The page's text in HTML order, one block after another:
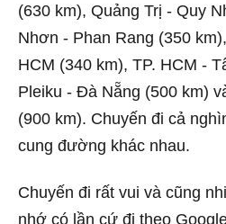
(630 km), Quảng Trị - Quy
Nhơn - Phan Rang (350
HCM (340 km), TP. HCM -
Pleiku - Đà Nẵng (500 km)
(900 km). Chuyến đi cả
cung đường khác nhau.
Chuyến đi rất vui và cũng
nhớ có lần cứ đi theo